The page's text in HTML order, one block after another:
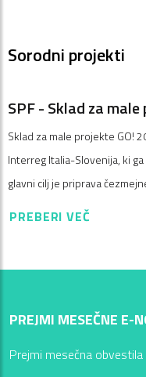
Sorodni projekti
SPF - Sklad za
Sklad za male projekte GO!
Interreg Italia-Slovenija, ki ga
glavni cilj je priprava
PREBERI VEČ
PREJMI MESEČNE E-
Prejmi mesečna